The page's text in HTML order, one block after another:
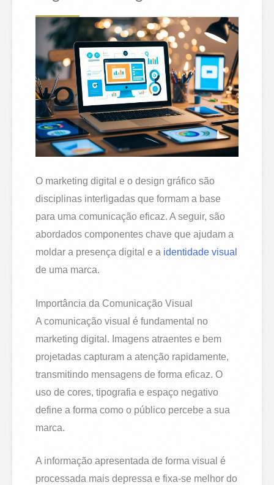
O marketing digital e o design gráfico são
disciplinas interligadas que formam a base
para uma comunicação eficaz. A seguir, são
abordados componentes chave que ajudam a
moldar a presença digital e a identidade visual
de uma marca.
Importância da Comunicação Visual
A comunicação visual é fundamental no
marketing digital. Imagens atraentes e bem
projetadas capturam a atenção rapidamente,
transmitindo mensagens de forma eficaz. O
uso de cores, tipografia e espaço negativo
define a forma como o público percebe a sua
marca.
A informação apresentada de forma visual é
processada mais depressa e fixa-se melhor do